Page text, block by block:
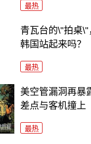
最热
青瓦台的\"拍桌
韩国站起来吗？
最热
美空管漏洞再暴
差点与客机撞上
最热